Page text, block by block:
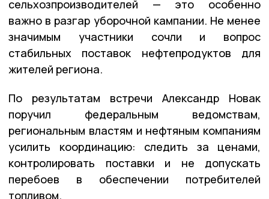
сельхозпроизводителей — это особенно
важно в разгар уборочной кампании. Не менее
значимым участники сочли и вопрос
стабильных поставок нефтепродуктов для
жителей региона.
По результатам встречи Александр Новак
поручил федеральным ведомствам,
региональным властям и нефтяным компаниям
усилить координацию: следить за ценами,
контролировать поставки и не допускать
перебоев в обеспечении потребителей
топливом.